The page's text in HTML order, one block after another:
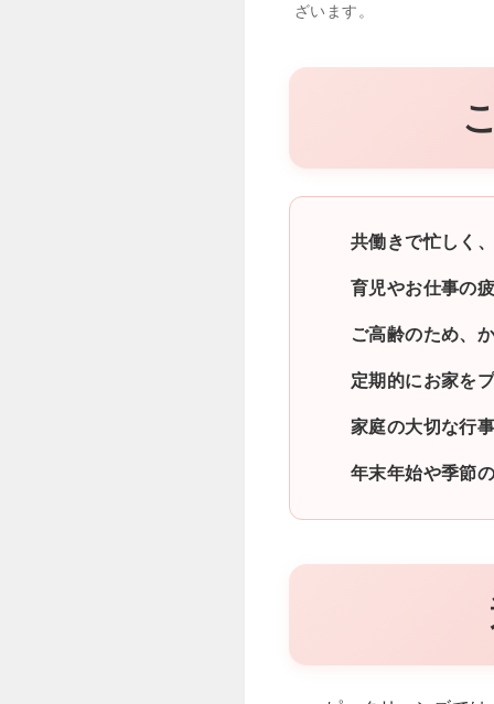
ざいます。
共働きで忙しく
育児やお仕事の
ご高齢のため、
定期的にお家を
家庭の大切な行
年末年始や季節